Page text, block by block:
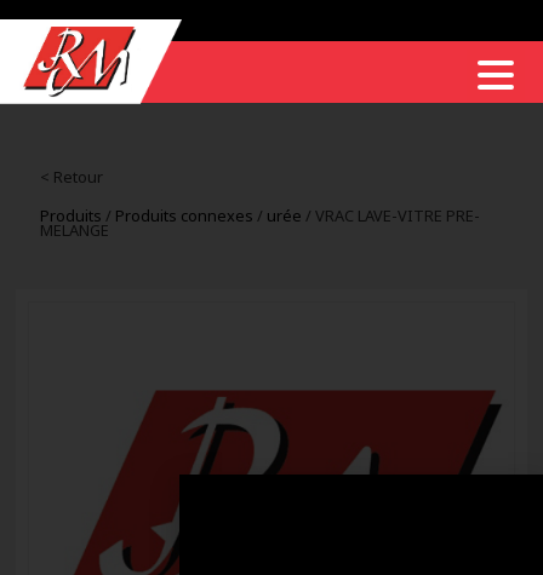
< Retour
Produits / Produits connexes / urée / VRAC LAVE-VITRE PRE-
MELANGE